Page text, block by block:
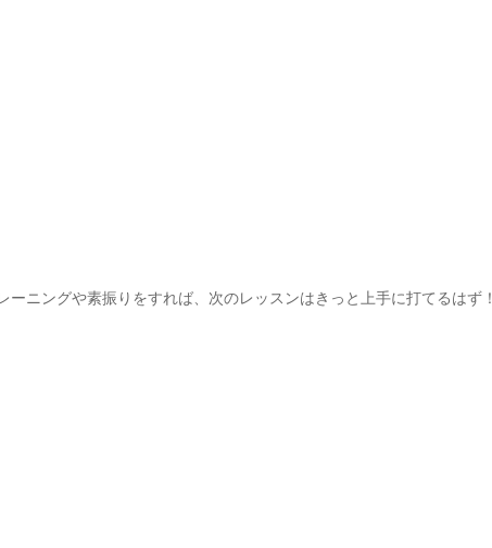
ニングや素振りをすれば、次のレッスンはきっと上手に打てるはず！